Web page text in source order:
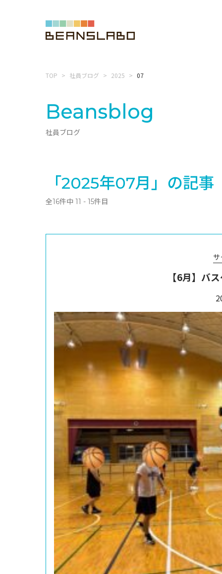
TOP 社員ブログ 2025 07
Beansblog
社員ブログ
「2025年07月」の記事
全16件中 11 - 15件目
【6月】バ